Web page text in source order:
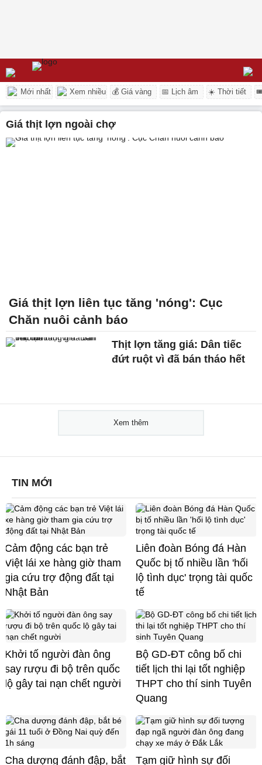
Mới nhất Xem nhiều 💰 Giá vàng 📅 Lịch âm ☀️ Thời tiết
giá thịt lợn ngoài chợ
Giá thịt lợn liên tục tăng 'nóng': Cục
Chăn nuôi cảnh báo
Thịt lợn tăng giá: Dân tiếc
đứt ruột vì đã bán tháo hết
Xem thêm
TIN MỚI
Cảm động các bạn trẻ
Việt lái xe hàng giờ tham
gia cứu trợ động đất tại
Nhật Bản
Liên đoàn Bóng đá Hàn
Quốc bị tố nhiều lần 'hối
lộ tình dục' trọng tài quốc
tế
Khởi tố người đàn ông
say rượu đi bộ trên quốc
lộ gây tai nạn chết người
Bộ GD-ĐT công bố chi
tiết lịch thi lại tốt nghiệp
THPT cho thí sinh Tuyên
Quang
Cha dượng đánh đập, bắt
Tạm giữ hình sự đối